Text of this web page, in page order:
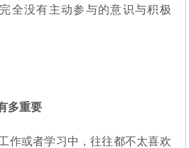
全没有主动参与的意识与积极
多重要
作或者学习中，往往都不太喜欢